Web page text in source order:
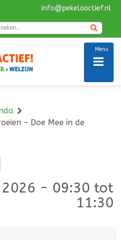
info@pekelaactief.nl
Menu
– Doe Mee in de
2026 - 09:30 tot
11:30